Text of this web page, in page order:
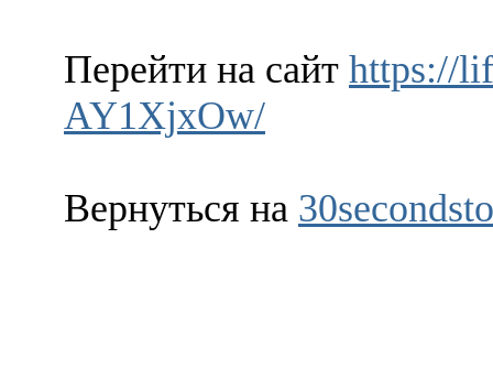
Перейти на сайт https://
AY1XjxOw/
Вернуться на